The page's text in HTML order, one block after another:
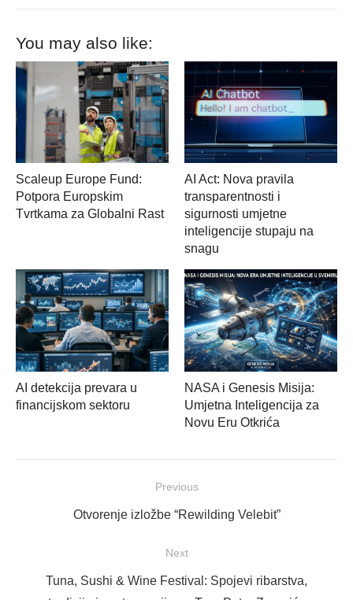
You may also like:
Scaleup Europe Fund:
Potpora Europskim
Tvrtkama za Globalni Rast
AI Act: Nova pravila
transparentnosti i
sigurnosti umjetne
inteligencije stupaju na
snagu
AI detekcija prevara u
financijskom sektoru
NASA i Genesis Misija:
Umjetna Inteligencija za
Novu Eru Otkrića
Previous
Previous
Otvorenje izložbe “Rewilding Velebit”
Next
NextTuna, Sushi & Wine Festival: Spojevi ribarstva,